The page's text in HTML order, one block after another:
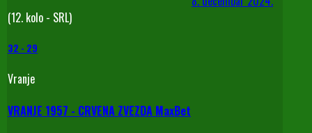
(12. kolo - SRL)
32 - 29
Vranje
VRANJE 1957 - CRVENA ZVEZDA MaxBet